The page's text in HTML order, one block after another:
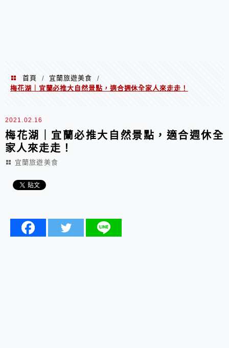
首頁 / 宜蘭旅遊美食
/
梅花湖｜宜蘭必推大自然景點，適合週休全家人來走走！
2021.02.16
梅花湖｜宜蘭必推大自然景點，適合週休全
家人來走走！
宜蘭旅遊美食